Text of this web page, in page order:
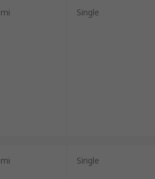
Single
Single